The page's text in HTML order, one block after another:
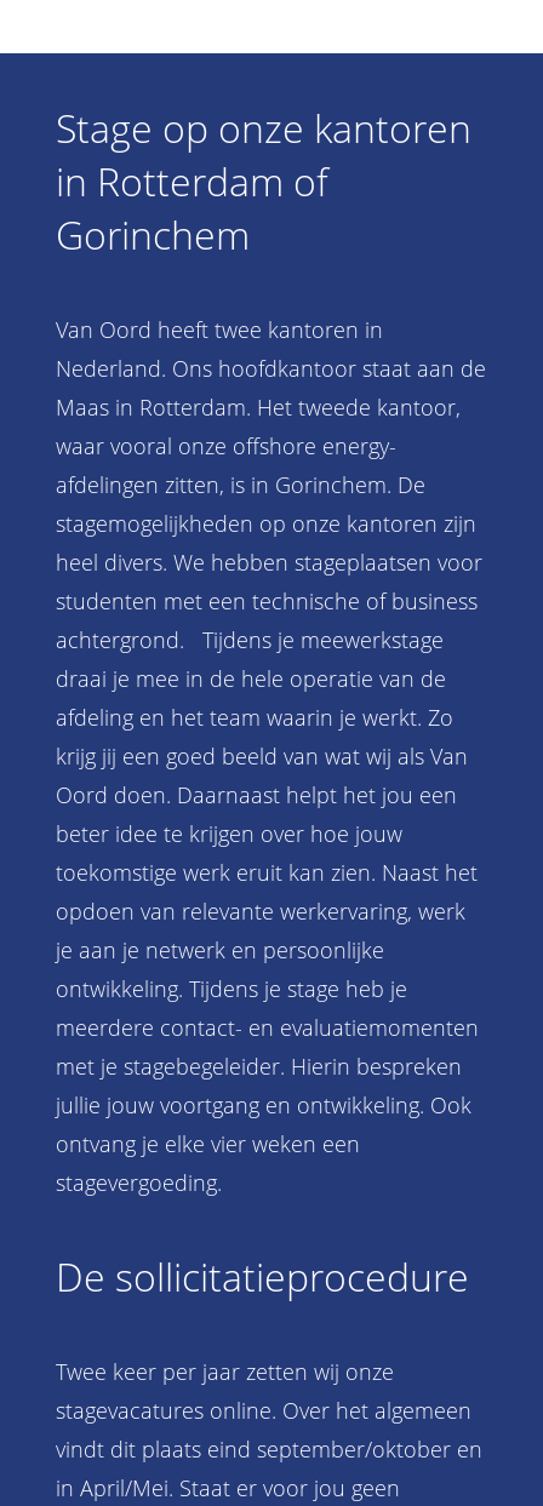
Stage op onze kantoren
in Rotterdam of
Gorinchem
Van Oord heeft twee kantoren in
Nederland. Ons hoofdkantoor staat aan de
Maas in Rotterdam. Het tweede kantoor,
waar vooral onze offshore energy-
afdelingen zitten, is in Gorinchem. De
stagemogelijkheden op onze kantoren zijn
heel divers. We hebben stageplaatsen voor
studenten met een technische of business
achtergrond. Tijdens je meewerkstage
draai je mee in de hele operatie van de
afdeling en het team waarin je werkt. Zo
krijg jij een goed beeld van wat wij als Van
Oord doen. Daarnaast helpt het jou een
beter idee te krijgen over hoe jouw
toekomstige werk eruit kan zien. Naast het
opdoen van relevante werkervaring, werk
je aan je netwerk en persoonlijke
ontwikkeling. Tijdens je stage heb je
meerdere contact- en evaluatiemomenten
met je stagebegeleider. Hierin bespreken
jullie jouw voortgang en ontwikkeling. Ook
ontvang je elke vier weken een
stagevergoeding.
De sollicitatieprocedure
Twee keer per jaar zetten wij onze
stagevacatures online. Over het algemeen
vindt dit plaats eind september/oktober en
in April/Mei. Staat er voor jou geen